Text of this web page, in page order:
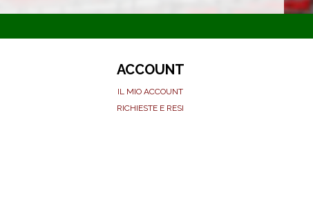
ACCOUNT
IL MIO ACCOUNT
RICHIESTE E RESI